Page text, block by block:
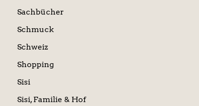
Sachbücher
Schmuck
Schweiz
Shopping
Sisi
Sisi, Familie & Hof